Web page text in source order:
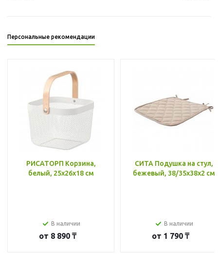
Персональные рекомендации
РИСАТОРП Корзина,
белый, 25x26x18 см
В наличии
от 8 890 ₸
СИТА Подушка на стул,
бежевый, 38/35x38x2 см
В наличии
от 1 790 ₸